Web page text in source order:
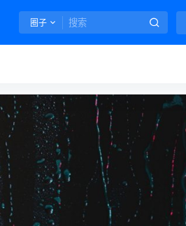
圈子